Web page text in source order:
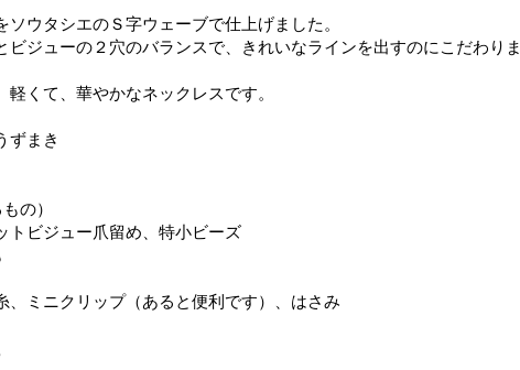
ウタシエのＳ字ウェーブで仕上げました。
ビジューの２穴のバランスで、きれいなラインを出すのにこだわりま
くて、華やかなネックレスです。
ずまき
の）
トビジュー爪留め、特小ビーズ
、ミニクリップ（あると便利です）、はさみ